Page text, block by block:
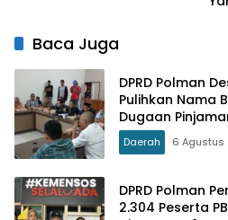
Baca Juga
DPRD Polman
Pulihkan Nama
Dugaan
Daerah 6 Agustus
DPRD Polman
2.304 Peserta